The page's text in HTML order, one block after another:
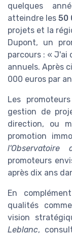
quelques
atteindre les50
projets et la
Dupont, un
parcours : « J'ai
annuels. Après
000 euros par
Les
gestion de
direction, ou
promotion
l'Observatoire
promoteurs
après dix ans
En
qualités
vision
Leblanc,